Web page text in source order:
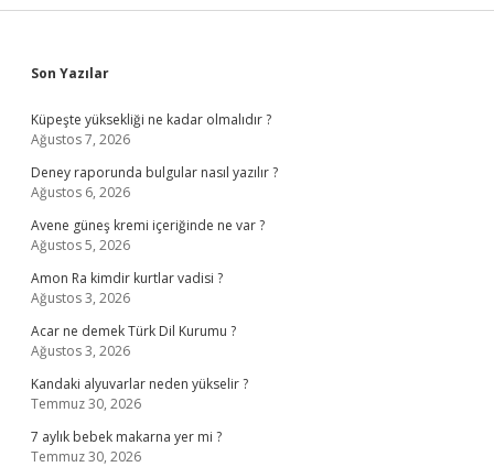
Sidebar
Son Yazılar
Küpeşte yüksekliği ne kadar olmalıdır ?
Ağustos 7, 2026
Deney raporunda bulgular nasıl yazılır ?
Ağustos 6, 2026
Avene güneş kremi içeriğinde ne var ?
Ağustos 5, 2026
Amon Ra kimdir kurtlar vadisi ?
Ağustos 3, 2026
Acar ne demek Türk Dil Kurumu ?
Ağustos 3, 2026
Kandaki alyuvarlar neden yükselir ?
Temmuz 30, 2026
7 aylık bebek makarna yer mi ?
Temmuz 30, 2026